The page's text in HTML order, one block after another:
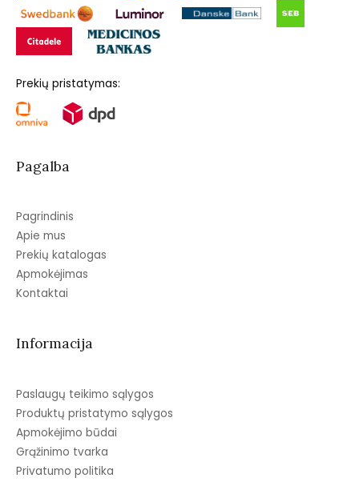
Prekių pristatymas:
Pagalba
Pagrindinis
Apie mus
Prekių katalogas
Apmokėjimas
Kontaktai
Informacija
Paslaugų teikimo sąlygos
Produktų pristatymo sąlygos
Apmokėjimo būdai
Grąžinimo tvarka
Privatumo politika